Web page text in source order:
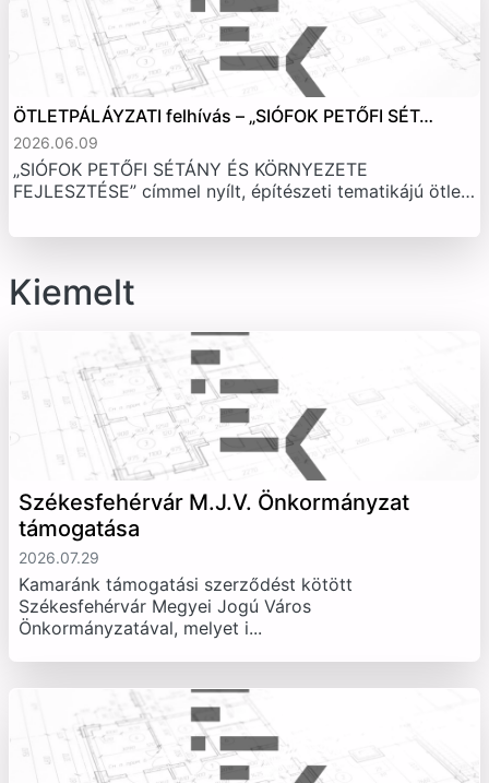
ÖTLETPÁLÁYZATI felhívás – „SIÓFOK PETŐFI SÉT…
2026.06.09
„SIÓFOK PETŐFI SÉTÁNY ÉS KÖRNYEZETE
FEJLESZTÉSE” címmel nyílt, építészeti tematikájú ötle…
Kiemelt
Székesfehérvár M.J.V. Önkormányzat
támogatása
2026.07.29
Kamaránk támogatási szerződést kötött
Székesfehérvár Megyei Jogú Város
Önkormányzatával, melyet i...